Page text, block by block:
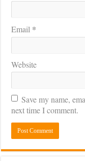
Email *
Website
Save my name,
next time I comment.